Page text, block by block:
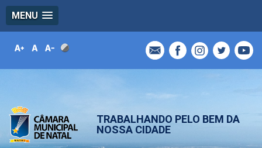
MENU
TRABALHANDO PELO BEM DA
NOSSA CIDADE